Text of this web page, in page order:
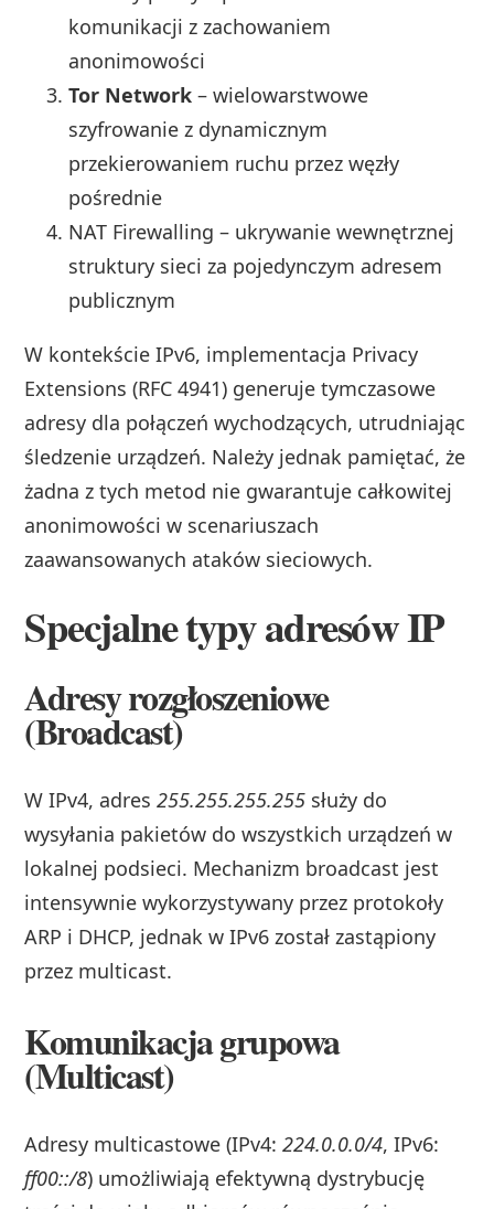
komunikacji z zachowaniem
anonimowości
Tor Network – wielowarstwowe
szyfrowanie z dynamicznym
przekierowaniem ruchu przez węzły
pośrednie
NAT Firewalling – ukrywanie wewnętrznej
struktury sieci za pojedynczym adresem
publicznym
W kontekście IPv6, implementacja Privacy
Extensions (RFC 4941) generuje tymczasowe
adresy dla połączeń wychodzących, utrudniając
śledzenie urządzeń. Należy jednak pamiętać, że
żadna z tych metod nie gwarantuje całkowitej
anonimowości w scenariuszach
zaawansowanych ataków sieciowych.
Specjalne typy adresów IP
Adresy rozgłoszeniowe
(Broadcast)
W IPv4, adres255.255.255.255 służy do
wysyłania pakietów do wszystkich urządzeń w
lokalnej podsieci. Mechanizm broadcast jest
intensywnie wykorzystywany przez protokoły
ARP i DHCP, jednak w IPv6 został zastąpiony
przez multicast.
Komunikacja grupowa
(Multicast)
Adresy multicastowe (IPv4:224.0.0.0/4, IPv6:
ff00::/8) umożliwiają efektywną dystrybucję